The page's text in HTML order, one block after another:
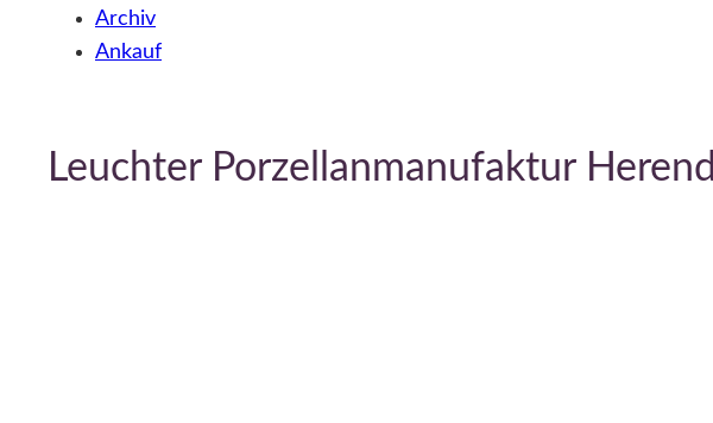
Archiv
Ankauf
Leuchter Porzellanmanufaktur Herend